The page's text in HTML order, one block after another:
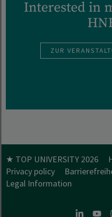
Interested in
ZUR
★ TOP UNIVERSITY 2026
Privacy policy
Legal Information
LinkedIn